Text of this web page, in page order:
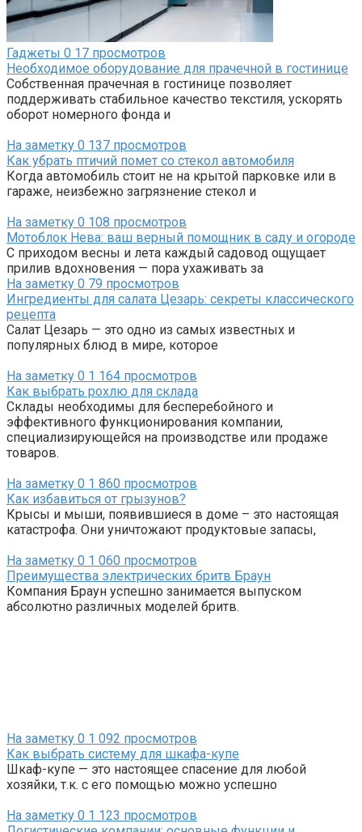
Гаджеты 0 17 просмотров
Необходимое оборудование для прачечной в гостинице
Собственная прачечная в гостинице позволяет
поддерживать стабильное качество текстиля, ускорять
оборот номерного фонда и
На заметку 0 137 просмотров
Как убрать птичий помет со стекол автомобиля
Когда автомобиль стоит не на крытой парковке или в
гараже, неизбежно загрязнение стекол и
На заметку 0 108 просмотров
Мотоблок Нева: ваш верный помощник в саду и огороде
С приходом весны и лета каждый садовод ощущает
прилив вдохновения — пора ухаживать за
На заметку 0 79 просмотров
Ингредиенты для салата Цезарь: секреты классического
рецепта
Салат Цезарь — это одно из самых известных и
популярных блюд в мире, которое
На заметку 0 1 164 просмотров
Как выбрать рохлю для склада
Склады необходимы для бесперебойного и
эффективного функционирования компании,
специализирующейся на производстве или продаже
товаров.
На заметку 0 1 860 просмотров
Как избавиться от грызунов?
Крысы и мыши, появившиеся в доме – это настоящая
катастрофа. Они уничтожают продуктовые запасы,
На заметку 0 1 060 просмотров
Преимущества электрических бритв Браун
Компания Браун успешно занимается выпуском
абсолютно различных моделей бритв.
На заметку 0 1 092 просмотров
Как выбрать систему для шкафа-купе
Шкаф-купе — это настоящее спасение для любой
хозяйки, т.к. с его помощью можно успешно
На заметку 0 1 123 просмотров